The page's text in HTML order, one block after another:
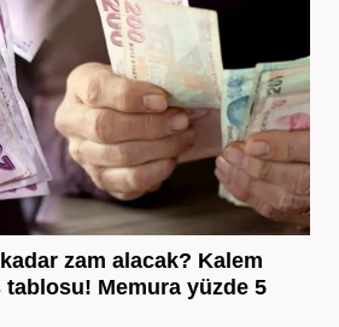
zam alacak? Kalem
tablosu! Memura yüzde 5